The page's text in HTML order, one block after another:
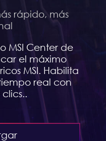
rápido, más
MSI Center de
el máximo
MSI. Habilita
real con